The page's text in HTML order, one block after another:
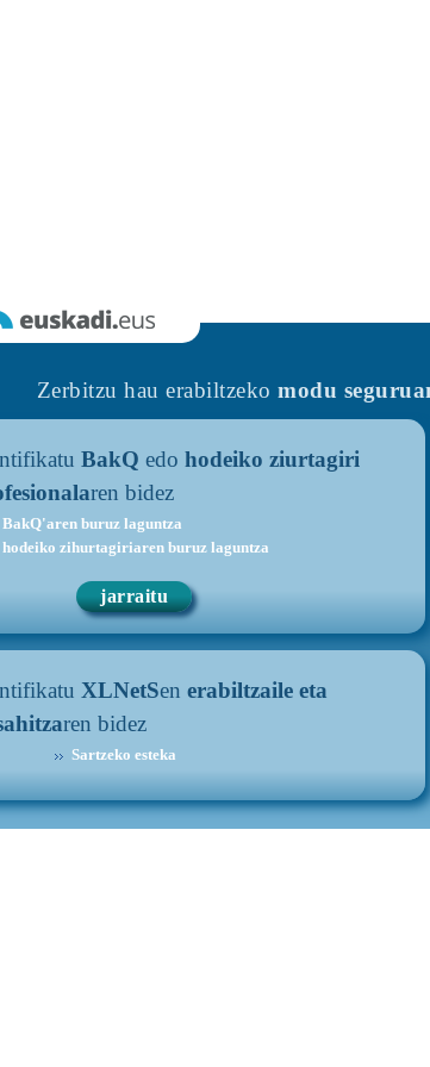
Zerbitzu hau erabiltzekomodu
BakQ edohodeiko ziurtagiri
ren bidez
BakQ'aren buruz laguntza
hodeiko zihurtagiriaren buruz laguntza
XLNetSenerabiltzaile eta
ren bidez
Sartzeko esteka